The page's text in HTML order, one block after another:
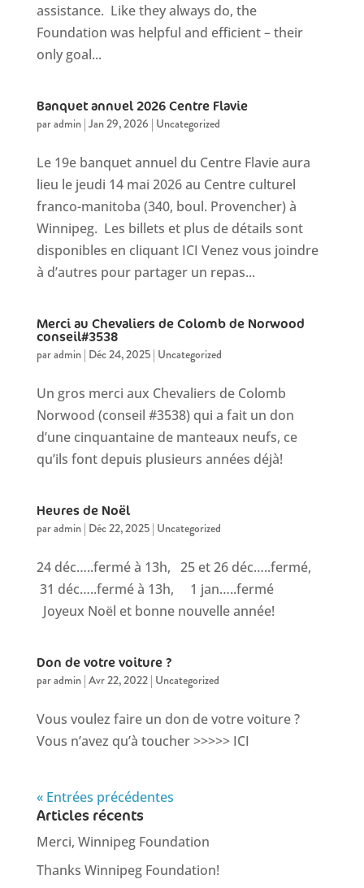
assistance. Like they always do, the
Foundation was helpful and efficient – their
only goal...
Banquet annuel 2026 Centre Flavie
paradmin| Jan 29, 2026 | Uncategorized
Le 19e banquet annuel du Centre Flavie aura
lieu le jeudi 14 mai 2026 au Centre culturel
franco-manitoba (340, boul. Provencher) à
Winnipeg. Les billets et plus de détails sont
disponibles en cliquant ICI Venez vous joindre
à d’autres pour partager un repas...
Merci au Chevaliers de Colomb de Norwood
conseil#3538
paradmin| Déc 24, 2025| Uncategorized
Un gros merci aux Chevaliers de Colomb
Norwood (conseil #3538) qui a fait un don
d’une cinquantaine de manteaux neufs, ce
qu’ils font depuis plusieurs années déjà!
Heures de Noël
paradmin| Déc 22, 2025| Uncategorized
24 déc…..fermé à 13h, 25 et 26 déc…..fermé,
31 déc…..fermé à 13h, 1 jan…..fermé
Joyeux Noël et bonne nouvelle année!
Don de votre voiture ?
paradmin| Avr 22, 2022| Uncategorized
Vous voulez faire un don de votre voiture ?
Vous n’avez qu’à toucher >>>>> ICI
« Entrées précédentes
Articles récents
Merci, Winnipeg Foundation
Thanks Winnipeg Foundation!